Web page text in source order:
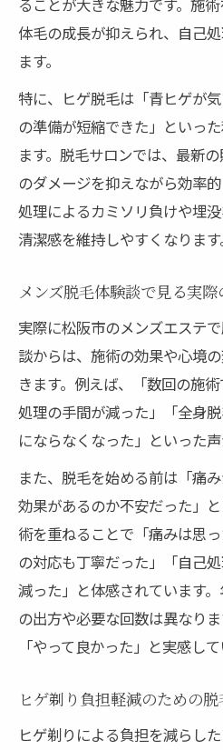
ることが大きな魅力です。施
体毛の成長が抑えられ、自己
ます。
特に、ヒゲ脱毛は「青ヒゲが
の準備が短縮できた」といっ
ます。脱毛サロンでは、最新
のダメージを抑えながら効率
処理によるカミソリ負けや埋
清潔感を維持しやすくなります
メンズ脱毛体験談で見る実
実際に松阪市のメンズエステ
談からは、施術の効果や心境
きます。例えば、「数回の施
処理の手間が減った」「全身
にならなくなった」といった声
また、脱毛を始める前は「痛
効果があるのか不安だった」
術を重ねることで「痛みは思
の対応も丁寧だった」「自己
減った」と体感されています
の出方や必要な回数は異なり
「やって良かった」と実感して
ヒゲ剃り負担軽減のための
ヒゲ剃りによる負担を減らし